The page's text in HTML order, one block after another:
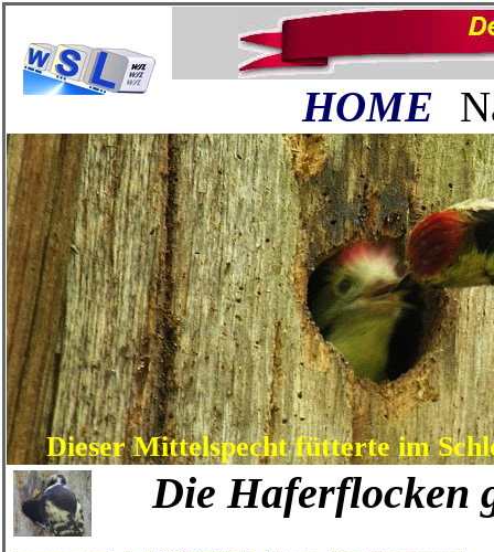
HOME
Dieser Mittelspecht fütterte im
Die Haferflocken